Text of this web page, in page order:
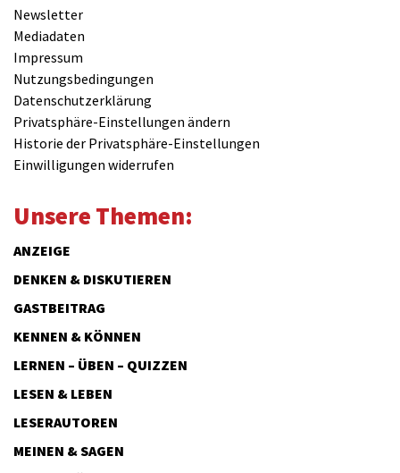
Newsletter
Mediadaten
Impressum
Nutzungsbedingungen
Datenschutzerklärung
Privatsphäre-Einstellungen ändern
Historie der Privatsphäre-Einstellungen
Einwilligungen widerrufen
Unsere Themen:
ANZEIGE
DENKEN & DISKUTIEREN
GASTBEITRAG
KENNEN & KÖNNEN
LERNEN – ÜBEN – QUIZZEN
LESEN & LEBEN
LESERAUTOREN
MEINEN & SAGEN